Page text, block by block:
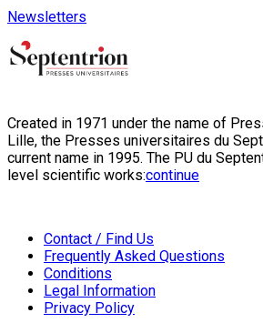
Newsletters
Created in 1971 under the name of
Lille, the Presses universitaires du
current name in 1995. The PU du
level scientific works:continue
Contact / Find Us
Frequently Asked Questions
Conditions
Legal Information
Privacy Policy